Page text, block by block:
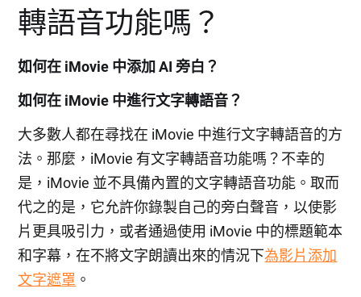
轉語音功能嗎？
如何在 iMovie 中添加 AI 旁白？
如何在 iMovie 中進行文字轉語音？
大多數人都在尋找在 iMovie 中進行文字轉語音的方
法。那麼，iMovie 有文字轉語音功能嗎？不幸的
是，iMovie 並不具備內置的文字轉語音功能。取而
代之的是，它允許你錄製自己的旁白聲音，以使影
片更具吸引力，或者通過使用 iMovie 中的標題範本
和字幕，在不將文字朗讀出來的情況下為影片添加
文字遮罩 。